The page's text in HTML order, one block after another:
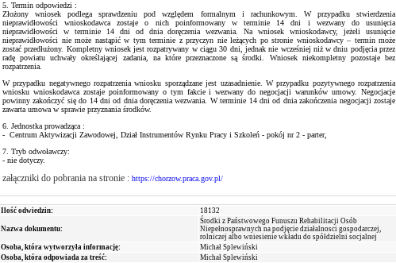
5. Termin odpowiedzi :
Złożony wniosek podlega sprawdzeniu pod względem formalnym i rachunkowym. W przypadku stwierdzenia
nieprawidłowości wnioskodawca zostaje o nich poinformowany w terminie 14 dni i wezwany do usunięcia
nieprawidłowości w terminie 14 dni od dnia doręczenia wezwania. Na wniosek wnioskodawcy, jeżeli usunięcie
nieprawidłowości nie może nastąpić w tym terminie z przyczyn nie leżących po stronie wnioskodawcy – termin może
zostać przedłużony. Kompletny wniosek jest rozpatrywany w ciągu 30 dni, jednak nie wcześniej niż w dniu podjęcia przez
radę powiatu uchwały określającej zadania, na które przeznaczone są środki. Wniosek niekompletny pozostaje bez
rozpatrzenia.
W przypadku negatywnego rozpatrzenia wniosku sporządzane jest uzasadnienie. W przypadku pozytywnego rozpatrzenia
wniosku wnioskodawca zostaje poinformowany o tym fakcie i wezwany do negocjacji warunków umowy. Negocjacje
powinny zakończyć się do 14 dni od dnia doręczenia wezwania. W terminie 14 dni od dnia zakończenia negocjacji zostaje
zawarta umowa w sprawie przyznania środków.
6. Jednostka prowadząca :
- Centrum Aktywizacji Zawodowej, Dział Instrumentów Rynku Pracy i Szkoleń - pokój nr 2 - parter,
7. Tryb odwoławczy:
- nie dotyczy.
załączniki do pobrania na stronie : https://chorzow.praca.gov.pl/
Ilość odwiedzin: 18132
Nazwa dokumentu:
Środki z Państwowego Funuszu Rehabilitacji Osób
Niepełnosprawnych na podjęcie działalnosci gospodarczej,
rolniczej albo wniesienie wkładu do spółdzielni socjalnej
Osoba, która wytworzyła informację:
Michał Splewiński
Osoba, która odpowiada za treść:
Michał Splewiński